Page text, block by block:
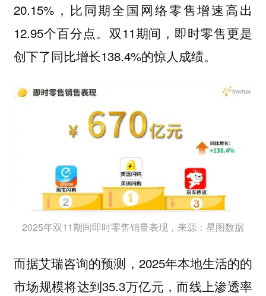
20.15%，比同期全国网络零售增速高出
12.95个百分点。双11期间，即时零售更是
创下了同比增长138.4%的惊人成绩。
2025年双11期间即时零售销量表现，来源：星图数据
而据艾瑞咨询的预测，2025年本地生活的的
市场规模将达到35.3万亿元，而线上渗透率